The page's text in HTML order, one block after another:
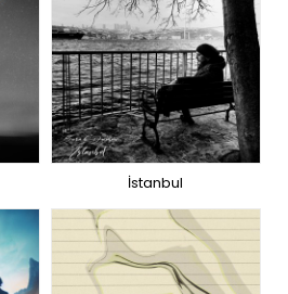
İstanbul